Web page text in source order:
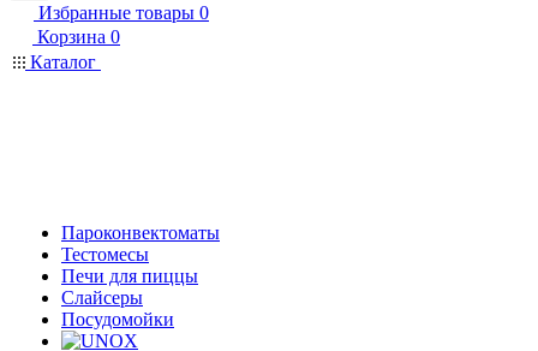
Избранные товары 0
Корзина 0
Каталог
Пароконвектоматы
Тестомесы
Печи для пиццы
Слайсеры
Посудомойки